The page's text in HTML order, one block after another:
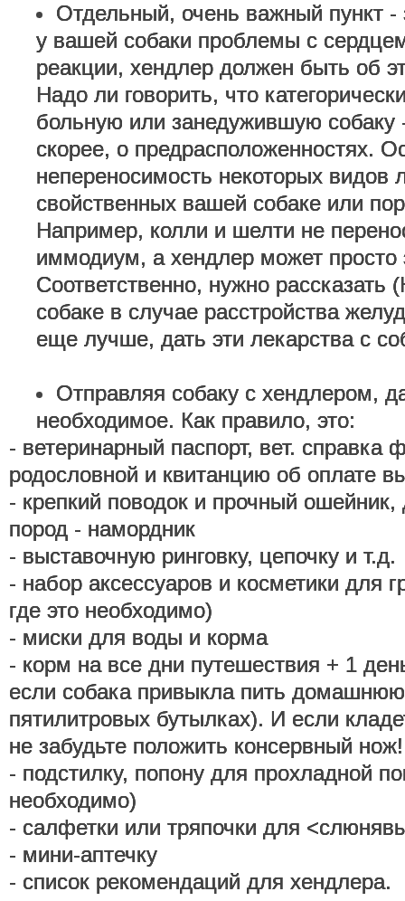
Отдельный, очень важный пункт -
у вашей собаки проблемы с
реакции, хендлер должен быть об
Надо ли говорить, что
больную или занедужившую собаку
скорее, о предрасположенностях.
непереносимость некоторых видов
свойственных вашей собаке или
Например, колли и шелти не
иммодиум, а хендлер может просто
Соответственно, нужно
собаке в случае расстройства
еще лучше, дать эти лекарства с
Отправляя собаку с хендлером,
необходимое. Как правило, это:
- ветеринарный паспорт, вет.
родословной и квитанцию об оплате
- крепкий поводок и прочный ошейник,
пород - намордник
- выставочную ринговку, цепочку и т.д.
- набор аксессуаров и косметики для
где это необходимо)
- миски для воды и корма
- корм на все дни путешествия + 1
если собака привыкла пить
пятилитровых бутылках). И если
не забудьте положить консервный нож!
- подстилку, попону для прохладной
необходимо)
- салфетки или тряпочки для
- мини-аптечку
- список рекомендаций для хендлера.